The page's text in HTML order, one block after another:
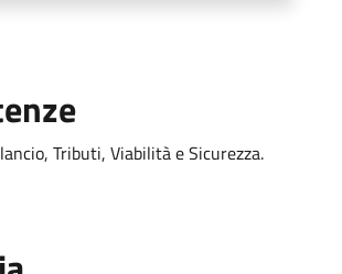
Tributi, Viabilità e Sicurezza.